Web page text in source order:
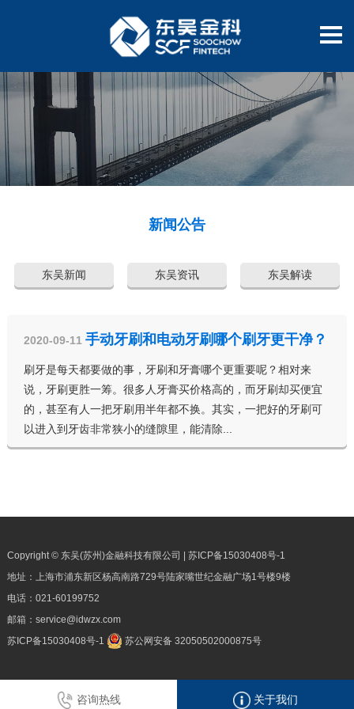
新闻公告
东吴新闻 东吴资讯 东吴解读
2020-09-11 手动牙刷和电动牙刷哪个刷牙更干净？
刷牙是每天都要做的事，牙刷和牙膏哪个更重要呢？相对来
说，牙刷更胜一筹。很多人牙膏买价格高的，而牙刷却买便宜
的，甚至有人一把牙刷用半年都不换。其实，一把好的牙刷可
以进入到牙齿非常狭小的缝隙里，能清除...
Copyright © 东吴(苏州)金融科技有限公司 | 苏ICP备15030408号-1
地址：上海市浦东新区杨高南路729号陆家嘴世纪金融广场1号楼9楼
电话： 021-60199752
邮箱： service@idwzx.com
苏ICP备15030408号-1
苏公网安备 32050502000875号
咨询热线 关于我们